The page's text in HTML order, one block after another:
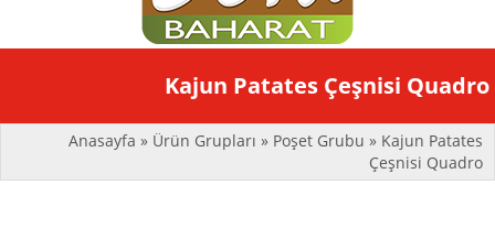
Toggle
Kajun Patates Çeşnisi Quadro
Anasayfa » Ürün Grupları » Poşet Grubu » Kajun Patates
Çeşnisi Quadro